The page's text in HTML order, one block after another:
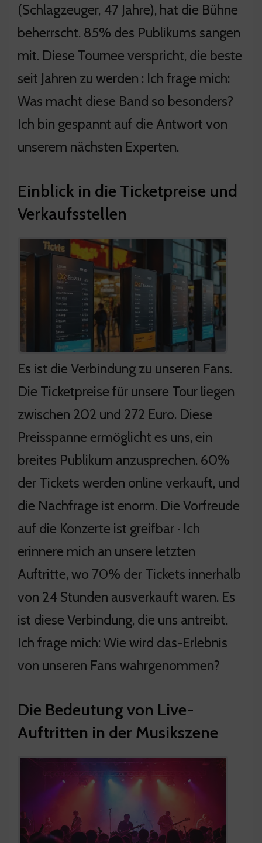
(Schlagzeuger, 47 Jahre), hat die Bühne
beherrscht. 85% des Publikums sangen
mit. Diese Tournee verspricht, die beste
seit Jahren zu werden : Ich frage mich:
Was macht diese Band so besonders?
Ich bin gespannt auf die Antwort von
unserem nächsten Experten.
Einblick in die Ticketpreise und
Verkaufsstellen
Es ist die Verbindung zu unseren Fans.
Die Ticketpreise für unsere Tour liegen
zwischen 202 und 272 Euro. Diese
Preisspanne ermöglicht es uns, ein
breites Publikum anzusprechen. 60%
der Tickets werden online verkauft, und
die Nachfrage ist enorm. Die Vorfreude
auf die Konzerte ist greifbar · Ich
erinnere mich an unsere letzten
Auftritte, wo 70% der Tickets innerhalb
von 24 Stunden ausverkauft waren. Es
ist diese Verbindung, die uns antreibt.
Ich frage mich: Wie wird das-Erlebnis
von unseren Fans wahrgenommen?
Die Bedeutung von Live-
Auftritten in der Musikszene